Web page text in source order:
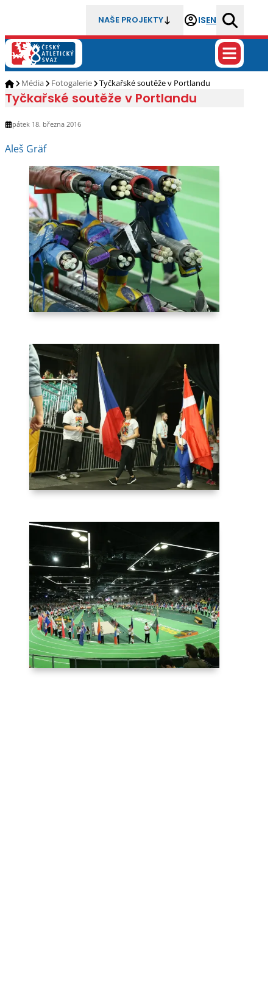
NAŠE PROJEKTY ISEN
Média Fotogalerie Tyčkařské soutěže v Portlandu
Tyčkařské soutěže v Portlandu
pátek 18. března 2016
Aleš Gräf